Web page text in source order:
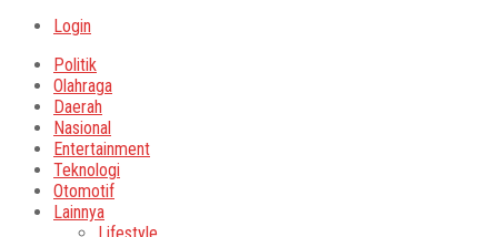
Login
Politik
Olahraga
Daerah
Nasional
Entertainment
Teknologi
Otomotif
Lainnya